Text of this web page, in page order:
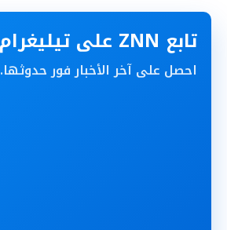
تابع ZNN على تيليغرام
احصل على آخر الأخبار فور حدوثها.